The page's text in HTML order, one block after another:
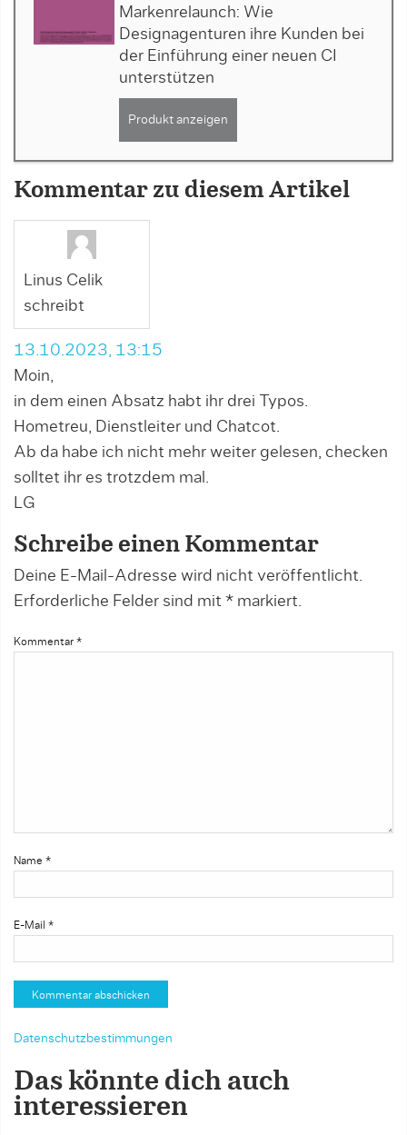
Markenrelaunch: Wie
Designagenturen ihre Kunden bei
der Einführung einer neuen CI
unterstützen
Produkt anzeigen
Kommentar zu diesem Artikel
Linus Celik
schreibt
13.10.2023, 13:15
Moin,
in dem einen Absatz habt ihr drei Typos.
Hometreu, Dienstleiter und Chatcot.
Ab da habe ich nicht mehr weiter gelesen, checken
solltet ihr es trotzdem mal.
LG
Schreibe einen Kommentar
Deine E-Mail-Adresse wird nicht veröffentlicht.
Erforderliche Felder sind mit * markiert.
Kommentar *
Name *
E-Mail *
Datenschutzbestimmungen
Das könnte dich auch
interessieren